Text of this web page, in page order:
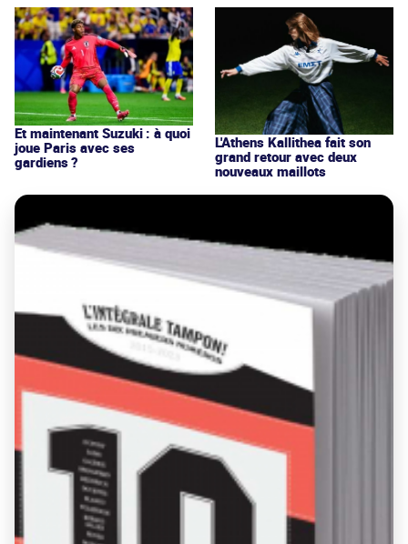
Et maintenant Suzuki : à quoi
joue Paris avec ses
gardiens ?
L'Athens Kallithea fait son
grand retour avec deux
nouveaux maillots